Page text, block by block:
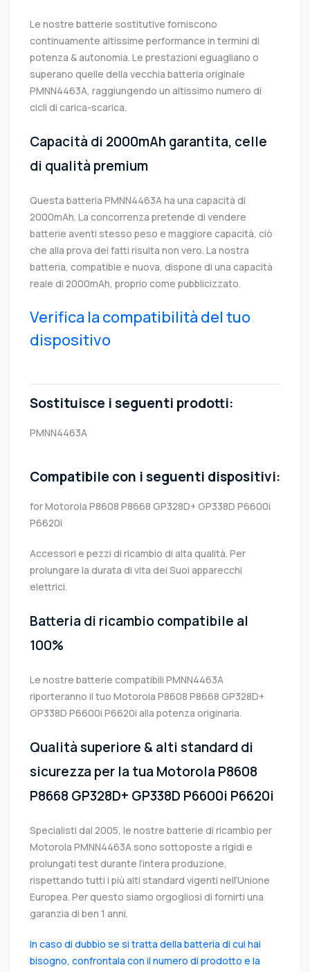
Le nostre batterie sostitutive forniscono
continuamente altissime performance in termini di
potenza & autonomia. Le prestazioni eguagliano o
superano quelle della vecchia batteria originale
PMNN4463A, raggiungendo un altissimo numero di
cicli di carica-scarica.
Capacità di 2000mAh garantita, celle
di qualità premium
Questa batteria PMNN4463A ha una capacità di
2000mAh. La concorrenza pretende di vendere
batterie aventi stesso peso e maggiore capacità, ciò
che alla prova dei fatti risulta non vero. La nostra
batteria, compatible e nuova, dispone di una capacità
reale di 2000mAh, proprio come pubblicizzato.
Verifica la compatibilità del tuo
dispositivo
Sostituisce i seguenti prodotti:
PMNN4463A
Compatibile con i seguenti dispositivi:
for Motorola P8608 P8668 GP328D+ GP338D P6600i
P6620i
Accessori e pezzi di ricambio di alta qualità. Per
prolungare la durata di vita dei Suoi apparecchi
elettrici.
Batteria di ricambio compatibile al
100%
Le nostre batterie compatibili PMNN4463A
riporteranno il tuo Motorola P8608 P8668 GP328D+
GP338D P6600i P6620i alla potenza originaria.
Qualità superiore & alti standard di
sicurezza per la tua Motorola P8608
P8668 GP328D+ GP338D P6600i P6620i
Specialisti dal 2005, le nostre batterie di ricambio per
Motorola PMNN4463A sono sottoposte a rigidi e
prolungati test durante l’intera produzione,
rispettando tutti i più alti standard vigenti nell’Unione
Europea. Per questo siamo orgogliosi di fornirti una
garanzia di ben 1 anni.
In caso di dubbio se si tratta della batteria di cui hai
bisogno, confrontala con il numero di prodotto e la